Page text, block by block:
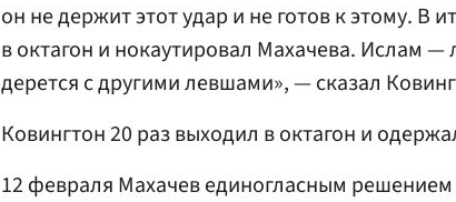
он не держит этот удар и не готов к этому. В
в октагон и нокаутировал Махачева. Ислам —
дерется с другими левшами», — сказал
Ковингтон 20 раз выходил в октагон и
12 февраля Махачев единогласным решением